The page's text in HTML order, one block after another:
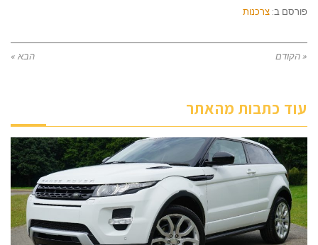
פורסם ב: צרכנות
« הקודם הבא »
עוד כתבות מהאתר